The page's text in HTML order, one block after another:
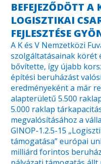
BEFEJEZŐDÖTT A
LOGISZTIKAI
FEJLESZTÉSE
A K és V Nemzetközi
szolgáltatásainak körét
bővítette, így újabb
építési beruházást
eredményeként a már
alapterületű 5.500
5.000 raklap
megvalósításához a
GINOP-1.2.5-15
támogatása” európai
milliárd forintos